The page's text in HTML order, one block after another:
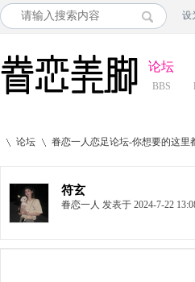
设
论坛
BBS
论坛
›
眷恋一人恋足论坛-你想要的这里
符玄
眷恋一人 发表于 2024-7-22